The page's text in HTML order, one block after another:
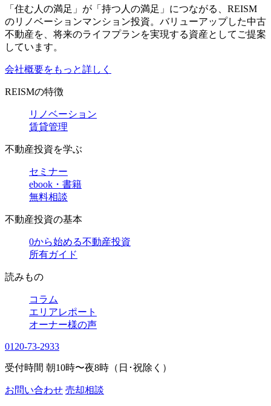
「住む人の満足」が「持つ人の満足」につながる、REISM
のリノベーションマンション投資。バリューアップした中古
不動産を、将来のライフプランを実現する資産としてご提案
しています。
会社概要をもっと詳しく
REISMの特徴
リノベーション
賃貸管理
不動産投資を学ぶ
セミナー
ebook・書籍
無料相談
不動産投資の基本
0から始める不動産投資
所有ガイド
読みもの
コラム
エリアレポート
オーナー様の声
0120-73-2933
受付時間 朝10時〜夜8時（日･祝除く）
お問い合わせ 売却相談